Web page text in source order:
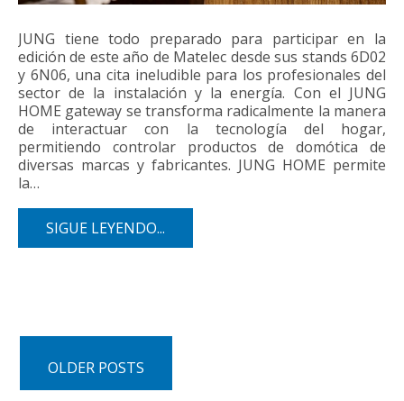
JUNG tiene todo preparado para participar en la
edición de este año de Matelec desde sus stands 6D02
y 6N06, una cita ineludible para los profesionales del
sector de la instalación y la energía. Con el JUNG
HOME gateway se transforma radicalmente la manera
de interactuar con la tecnología del hogar,
permitiendo controlar productos de domótica de
diversas marcas y fabricantes. JUNG HOME permite
la…
SIGUE LEYENDO...
OLDER POSTS